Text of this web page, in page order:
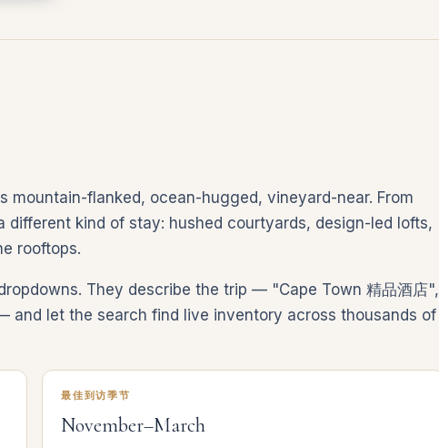
flanked, ocean-hugged, vineyard-near. From
kind of stay: hushed courtyards, design-led lofts,
rooftops.
They describe the trip — "Cape Town 精品酒店",
and let the search find live inventory across thousands of
最佳到访季节
November–March